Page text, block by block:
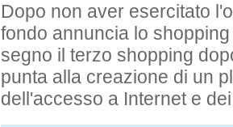
Dopo non aver esercitato
fondo annuncia lo
segno il terzo shopping
punta alla creazione di un
dell'accesso a Internet e